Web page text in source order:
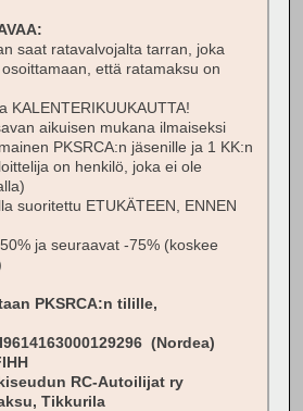
saat ratavalvojalta tarran, joka
että ratamaksu on
KALENTERIKUUKAUTTA!
aikuisen mukana ilmaiseksi
PKSRCA:n jäsenille ja 1 KK:n
on henkilö, joka ei ole
suoritettu ETUKÄTEEN, ENNEN
ja seuraavat -75% (koskee
PKSRCA:n tilille,
(Nordea)
RC-Autoilijat ry
Tikkurila